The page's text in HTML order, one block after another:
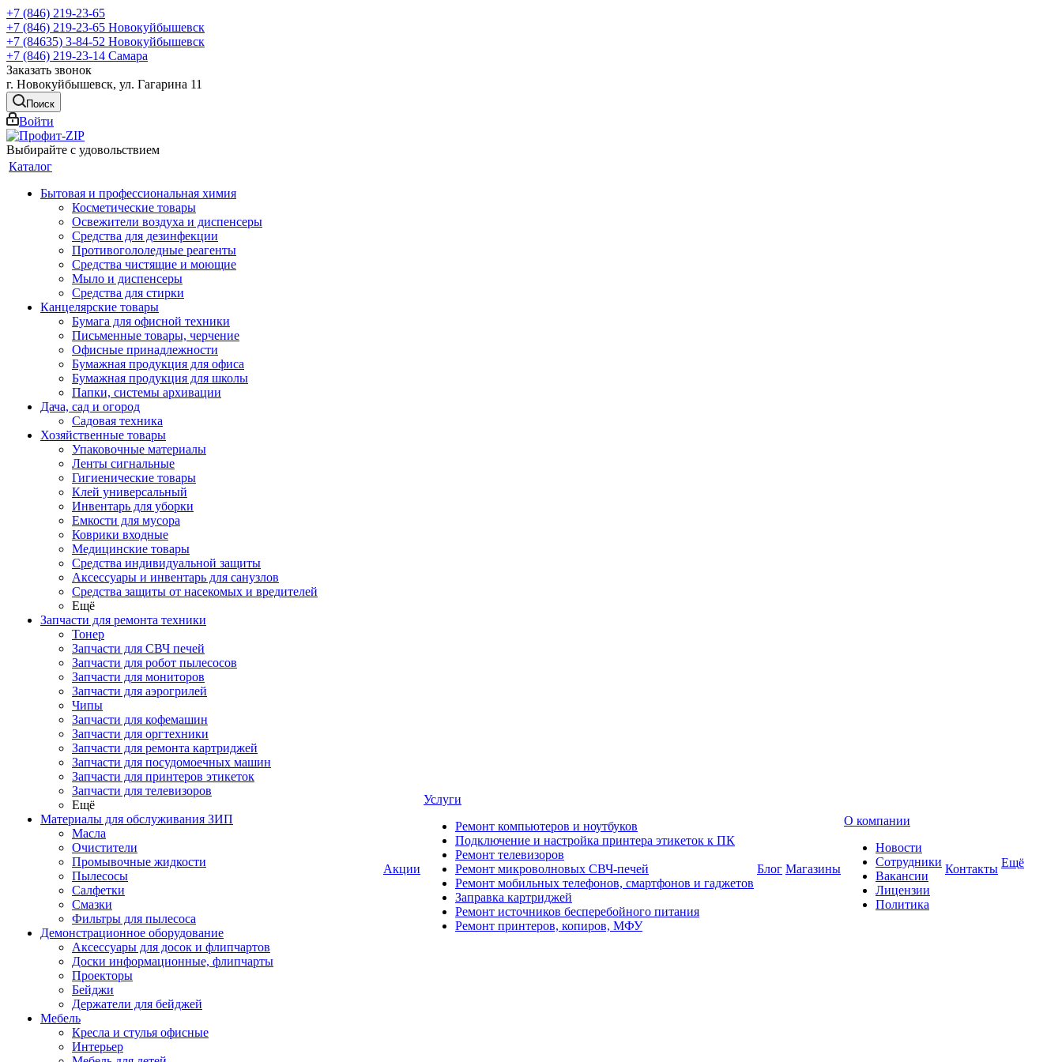
+7 (846) 219-23-65
+7 (846) 219-23-65 Новокуйбышевск
+7 (84635) 3-84-52 Новокуйбышевск
+7 (846) 219-23-14 Самара
Заказать звонок
г. Новокуйбышевск, ул. Гагарина 11
Поиск
Войти
Выбирайте с удовольствием
Каталог
Бытовая и профессиональная химия
Косметические товары
Освежители воздуха и диспенсеры
Средства для дезинфекции
Противогололедные реагенты
Средства чистящие и моющие
Мыло и диспенсеры
Средства для стирки
Канцелярские товары
Бумага для офисной техники
Письменные товары, черчение
Офисные принадлежности
Бумажная продукция для офиса
Бумажная продукция для школы
Папки, системы архивации
Дача, сад и огород
Садовая техника
Хозяйственные товары
Упаковочные материалы
Ленты сигнальные
Гигиенические товары
Клей универсальный
Инвентарь для уборки
Емкости для мусора
Коврики входные
Медицинские товары
Средства индивидуальной защиты
Аксессуары и инвентарь для санузлов
Средства защиты от насекомых и вредителей
Ещё
Запчасти для ремонта техники
Тонер
Запчасти для СВЧ печей
Запчасти для робот пылесосов
Запчасти для мониторов
Запчасти для аэрогрилей
Чипы
Запчасти для кофемашин
Запчасти для оргтехники
Запчасти для ремонта картриджей
Запчасти для посудомоечных машин
Запчасти для принтеров этикеток
Запчасти для телевизоров
Ещё
Материалы для обслуживания ЗИП
Масла
Очистители
Промывочные жидкости
Пылесосы
Салфетки
Смазки
Фильтры для пылесоса
Демонстрационное оборудование
Аксессуары для досок и флипчартов
Доски информационные, флипчарты
Проекторы
Бейджи
Держатели для бейджей
Мебель
Кресла и стулья офисные
Интерьер
Акции
Услуги
Ремонт компьютеров и ноутбуков
Подключение и настройка принтера этикеток к ПК
Ремонт телевизоров
Ремонт микроволновых СВЧ-печей
Ремонт мобильных телефонов, смартфонов и гаджетов
Заправка картриджей
Ремонт источников бесперебойного питания
Ремонт принтеров, копиров, МФУ
Блог Магазины
О компании
Новости
Сотрудники
Вакансии
Лицензии
Политика
Контакты Ещё